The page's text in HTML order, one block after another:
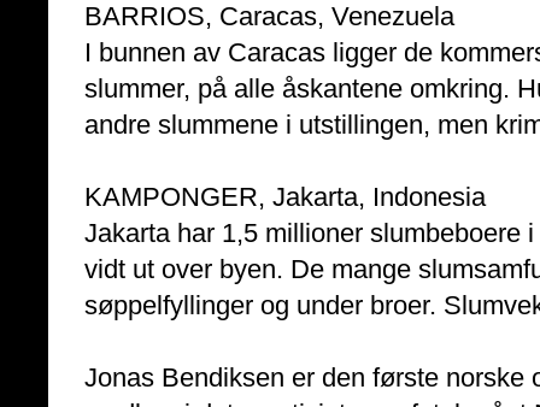
BARRIOS, Caracas, Venezuela
I bunnen av Caracas ligger de
slummer, på alle åskantene omkring.
andre slummene i utstillingen, men
KAMPONGER, Jakarta, Indonesia
Jakarta har 1,5 millioner slumbeboere
vidt ut over byen. De mange
søppelfyllinger og under broer.
Jonas Bendiksen er den første norske